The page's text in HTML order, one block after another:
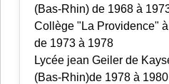
(Bas-Rhin) de 1968 à
Collège "La Providence"
de 1973 à 1978
Lycée jean Geiler de
(Bas-Rhin)de 1978 à 1980